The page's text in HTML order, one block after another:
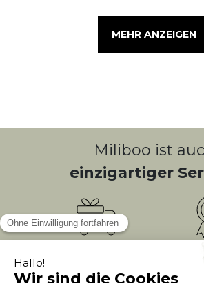
MEHR ANZEIGEN
Miliboo ist
einzigartiger